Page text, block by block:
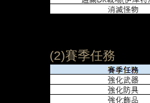
(2)賽季任務